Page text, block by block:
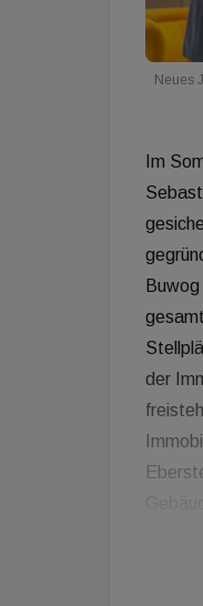
Neues
Im
der